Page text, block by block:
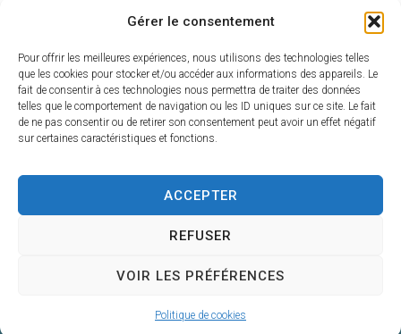
Gérer le consentement
Pour offrir les meilleures expériences, nous utilisons des technologies telles
que les cookies pour stocker et/ou accéder aux informations des appareils. Le
fait de consentir à ces technologies nous permettra de traiter des données
telles que le comportement de navigation ou les ID uniques sur ce site. Le fait
de ne pas consentir ou de retirer son consentement peut avoir un effet négatif
sur certaines caractéristiques et fonctions.
ACCEPTER
REFUSER
VOIR LES PRÉFÉRENCES
Politique de cookies
A vos côtés chaque jour
Centre de Gestion de la Fonction Publique
Territoriale du Gers
4, Place du Maréchal Lannes
32001 AUCH CEDEX